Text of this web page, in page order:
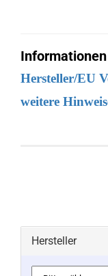
Hersteller/EU
weitere
Hersteller